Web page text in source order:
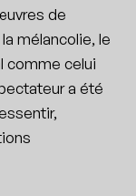
de
mélancolie, le
comme celui
a été